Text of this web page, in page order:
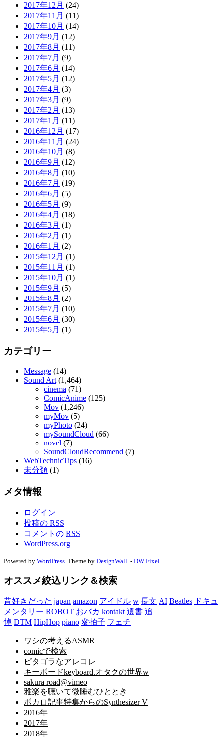
2017年12月 (24)
2017年11月 (11)
2017年10月 (14)
2017年9月 (12)
2017年8月 (11)
2017年7月 (9)
2017年6月 (14)
2017年5月 (12)
2017年4月 (3)
2017年3月 (9)
2017年2月 (13)
2017年1月 (11)
2016年12月 (17)
2016年11月 (24)
2016年10月 (8)
2016年9月 (12)
2016年8月 (10)
2016年7月 (19)
2016年6月 (5)
2016年5月 (9)
2016年4月 (18)
2016年3月 (1)
2016年2月 (1)
2016年1月 (2)
2015年12月 (1)
2015年11月 (1)
2015年10月 (1)
2015年9月 (5)
2015年8月 (2)
2015年7月 (10)
2015年6月 (30)
2015年5月 (1)
カテゴリー
Message (14)
Sound Art (1,464)
cinema (71)
ComicAnime (125)
Mov (1,246)
myMov (5)
myPhoto (24)
mySoundCloud (66)
novel (7)
SoundCloudRecommend (7)
WebTechnicTips (16)
未分類 (1)
メタ情報
ログイン
投稿の RSS
コメントの RSS
WordPress.org
Powered by WordPress . Theme by DesignWall . - DW Fixel
オススメ絞込リンク＆検索
昔好きだった japan amazon アイドル w 長文 AI Beatles ドキュ
メンタリー ROBOT おバカ kontakt 遺書 追
悼 DTM HipHop piano 変拍子 フェチ
ワシの考えるASMR
comicで検索
ピタゴラなアレコレ
キーボードkeyboard.オタクの世界w
sakura road@vimeo
雅楽を聴いて微睡むひととき
ボカロ記事特集からのSynthesizer V
2016年
2017年
2018年